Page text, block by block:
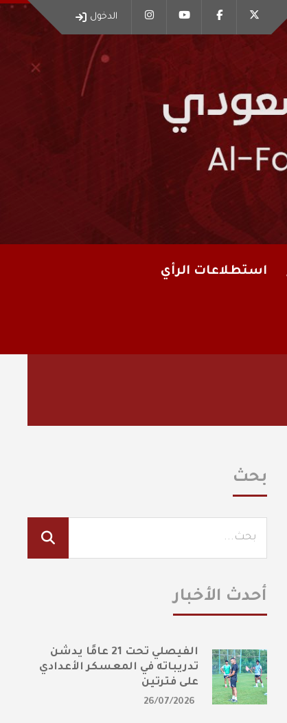
الدخول
استطلاعات الرأي
بحث
أحدث الأخبار
الفيصلي تحت 21 عامًا يدشن
تدريباته في المعسكر الأعدادي
على فترتين
26/07/2026